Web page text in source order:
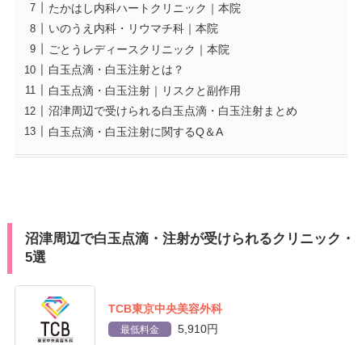
たかはし内科ハートクリニック｜本院
いのうえ内科・リウマチ科｜本院
ごとうレディースクリニック｜本院
白玉点滴・白玉注射とは？
白玉点滴・白玉注射｜リスクと副作用
沼津周辺で受けられる白玉点滴・白玉注射まとめ
白玉点滴・白玉注射に関するQ＆A
沼津周辺で白玉点滴・注射が受けられるクリニック・
5選
TCB東京中央美容外科
最低料金 5,910円